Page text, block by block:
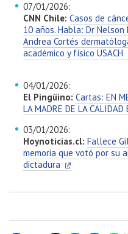
07/01/2026:
CNN Chile: Casos de
10 años. Habla: Dr Nelson
Andrea Cortés
académico y físico USACH
04/01/2026:
El Pingüino: Cartas: EN
LA MADRE DE LA CALIDAD
03/01/2026:
Hoynoticias.cl: Fallece
memoria que votó por su
dictadura